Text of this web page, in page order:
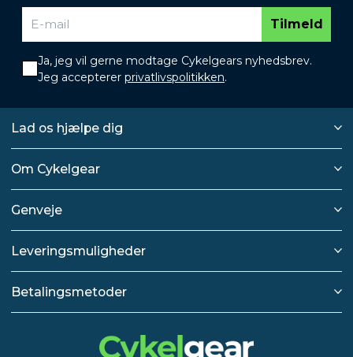
Tilmeld
Ja, jeg vil gerne modtage Cykelgears nyhedsbrev.
Jeg accepterer privatlivspolitikken.
Lad os hjælpe dig
Om Cykelgear
Genveje
Leveringsmuligheder
Betalingsmetoder